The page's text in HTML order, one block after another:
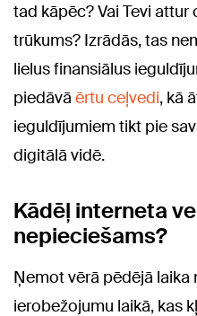
tad kāpēc? Vai Tevi attur
trūkums? Izrādās, tas
lielus finansiālus
piedāvā ērtu ceļvedi, kā
ieguldījumiem tikt pie
digitālā vidē.
Kādēļ interneta
nepieciešams?
Ņemot vērā pēdējā laika
ierobežojumu laikā, kas